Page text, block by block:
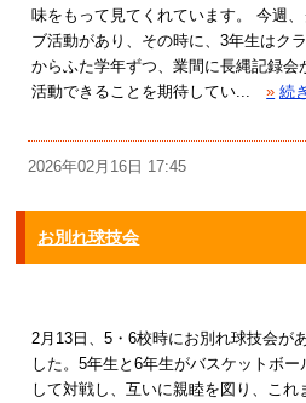
味をもって見てくれています。 今週、
ブ活動があり、その時に、3年生はク
からふた学年ずつ、業間に長縄記録会
活動できることを期待してい...
» 続
2026年02月16日 17:45
お別れ球技会
2月13日、5・6校時にお別れ球技会が
した。5年生と6年生がバスケットボー
して対戦し、互いに親睦を図り、これ